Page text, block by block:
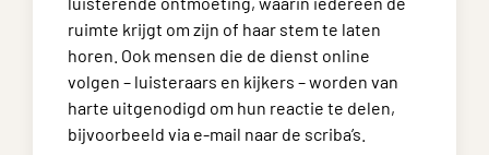
ruimte krijgt om zijn of haar stem te laten
horen. Ook mensen die de dienst online
volgen – luisteraars en kijkers – worden van
harte uitgenodigd om hun reactie te delen,
bijvoorbeeld via e-mail naar de scriba’s.